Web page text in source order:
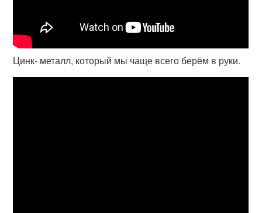
Цинк- металл, который мы чаще всего берём в руки.